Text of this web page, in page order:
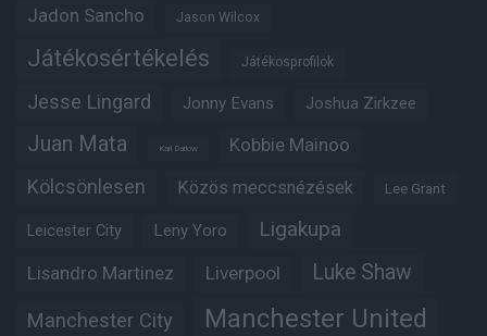
Jadon Sancho Jason Wilcox
Játékosértékelés Játékosprofilok
Jesse Lingard Jonny Evans Joshua Zirkzee
Juan Mata Karl Darlow Kobbie Mainoo
Kölcsönlesen Közös meccsnézések Lee Grant
Leicester City Leny Yoro Ligakupa
Lisandro Martinez Liverpool Luke Shaw
Manchester City Manchester United